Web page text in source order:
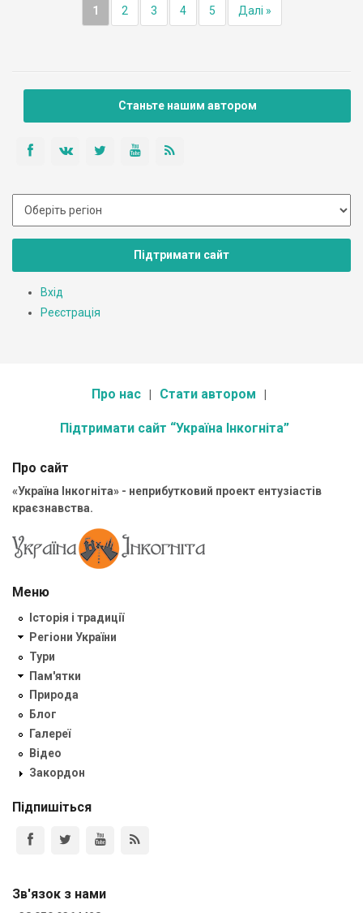
1 2 3 4 5 Далі »
Станьте нашим автором
Підтримати сайт
Вхід
Реєстрація
Про нас Стати автором
Підтримати сайт “Україна Інкогніта”
Про сайт
«Україна Інкогніта» - неприбутковий проект ентузіастів
краєзнавства.
Меню
Історія і традиції
Регіони України
Тури
Пам'ятки
Природа
Блог
Галереї
Відео
Закордон
Підпишіться
Зв'язок з нами